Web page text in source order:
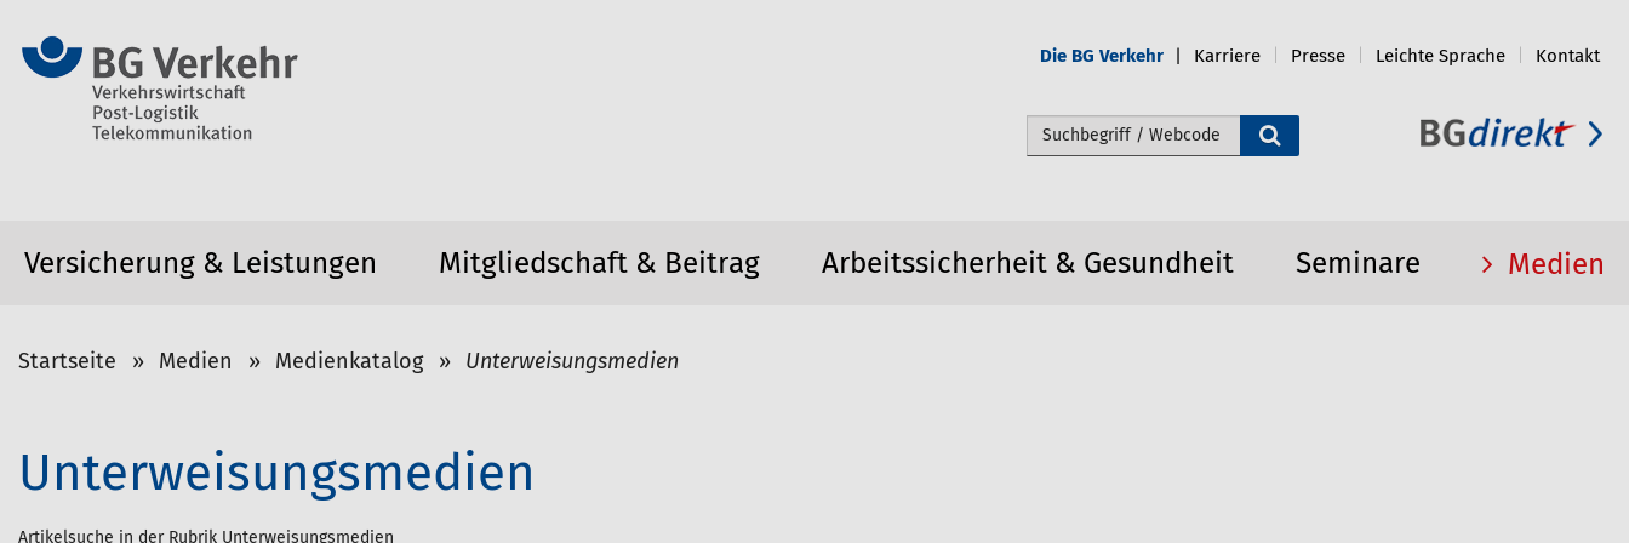
Die BG Verkehr Karriere Presse Leichte Sprache Kontakt
Webseite durchsuchen
Versicherung & Leistungen Mitgliedschaft & Beitrag Arbeitssicherheit & Gesundheit Seminare Medien
S
s
i
Startseite Medien Medienkatalog Unterweisungsmedien
Unterweisungsmedien
Artikelsuche in der Rubrik Unterweisungsmedien